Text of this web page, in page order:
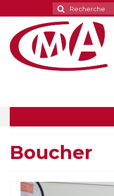
Rechercher
:
Boucher